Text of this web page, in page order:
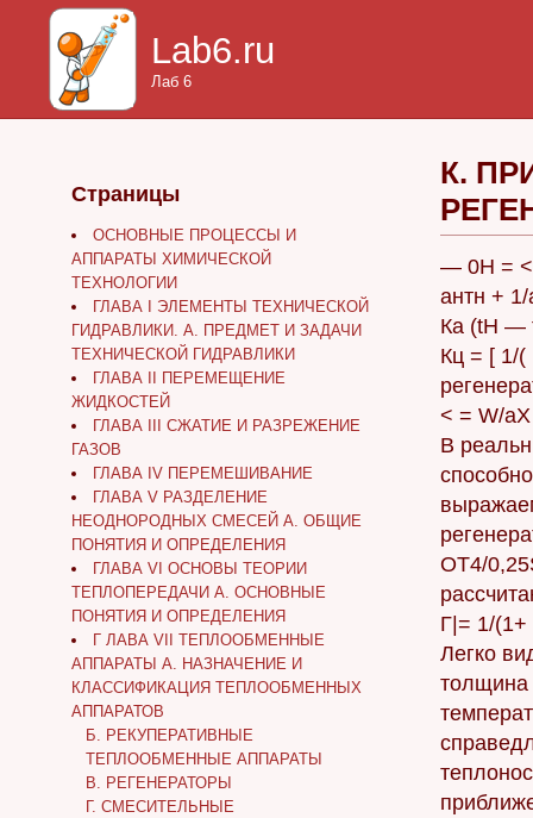
Lab6.ru
Лаб 6
К.
— 0Н =
антн +
Ка (tH —
Кц = [ 1/
< = W/
В
OT4/
Г|= 1/(1+
Легко
толщина
Страницы
ОСНОВНЫЕ ПРОЦЕССЫ И
АППАРАТЫ ХИМИЧЕСКОЙ
ТЕХНОЛОГИИ
ГЛАВА I ЭЛЕМЕНТЫ ТЕХНИЧЕСКОЙ
ГИДРАВЛИКИ. А. ПРЕДМЕТ И ЗАДАЧИ
ТЕХНИЧЕСКОЙ ГИДРАВЛИКИ
ГЛАВА II ПЕРЕМЕЩЕНИЕ
ЖИДКОСТЕЙ
ГЛАВА III СЖАТИЕ И РАЗРЕЖЕНИЕ
ГАЗОВ
ГЛАВА IV ПЕРЕМЕШИВАНИЕ
ГЛАВА V РАЗДЕЛЕНИЕ
НЕОДНОРОДНЫХ СМЕСЕЙ А. ОБЩИЕ
ПОНЯТИЯ И ОПРЕДЕЛЕНИЯ
ГЛАВА VI ОСНОВЫ ТЕОРИИ
ТЕПЛОПЕРЕДАЧИ А. ОСНОВНЫЕ
ПОНЯТИЯ И ОПРЕДЕЛЕНИЯ
Г ЛАВА VII ТЕПЛООБМЕННЫЕ
АППАРАТЫ А. НАЗНАЧЕНИЕ И
КЛАССИФИКАЦИЯ ТЕПЛООБМЕННЫХ
АППАРАТОВ
Б. РЕКУПЕРАТИВНЫЕ
ТЕПЛООБМЕННЫЕ АППАРАТЫ
В. РЕГЕНЕРАТОРЫ
Г. СМЕСИТЕЛЬНЫЕ